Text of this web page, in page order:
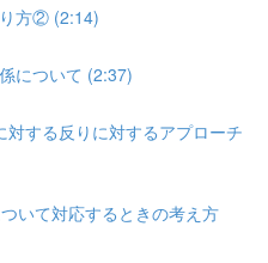
方② (2:14)
について (2:37)
する反りに対するアプローチ
いて対応するときの考え方